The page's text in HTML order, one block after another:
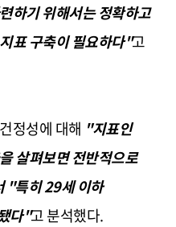
하기 위해서는 정확하고
표 구축이 필요하다"고
정성에 대해 "지표인
살펴보면 전반적으로
"특히 29세 이하
다"고 분석했다.